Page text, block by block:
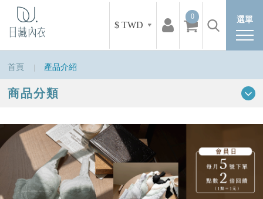
選單
$ TWD
0
首頁 產品介紹
商品分類